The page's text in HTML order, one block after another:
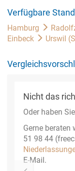
Verfügbare
Hamburg
Einbeck
Urswil
Nicht das
Oder haben
Gerne
51 98 44
E-Mail.